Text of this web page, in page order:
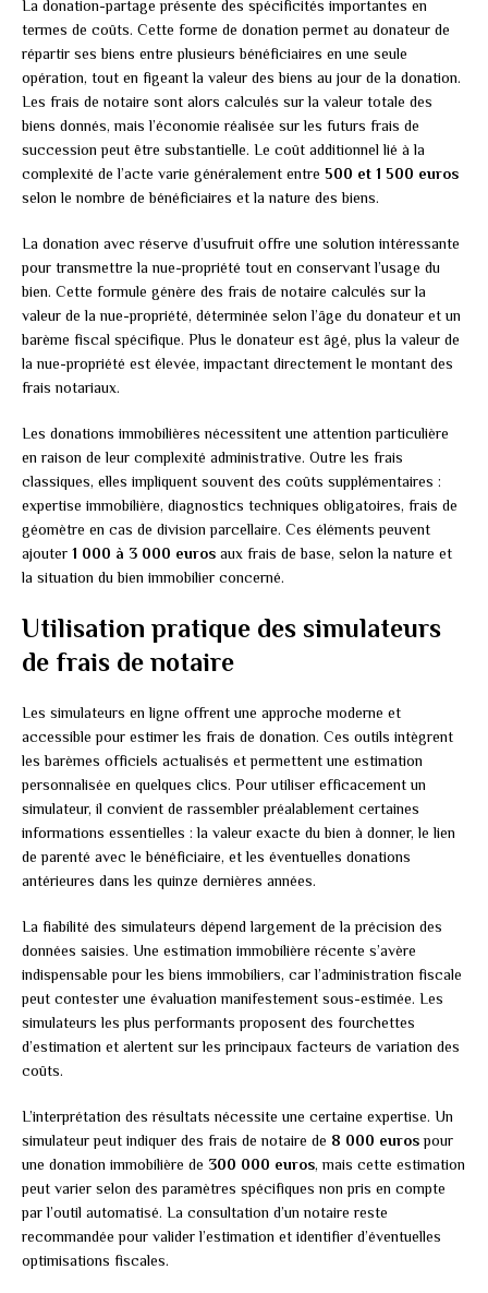
La donation-partage présente des spécificités importantes en
termes de coûts. Cette forme de donation permet au donateur de
répartir ses biens entre plusieurs bénéficiaires en une seule
opération, tout en figeant la valeur des biens au jour de la donation.
Les frais de notaire sont alors calculés sur la valeur totale des
biens donnés, mais l’économie réalisée sur les futurs frais de
succession peut être substantielle. Le coût additionnel lié à la
complexité de l’acte varie généralement entre 500 et 1 500 euros
selon le nombre de bénéficiaires et la nature des biens.
La donation avec réserve d’usufruit offre une solution intéressante
pour transmettre la nue-propriété tout en conservant l’usage du
bien. Cette formule génère des frais de notaire calculés sur la
valeur de la nue-propriété, déterminée selon l’âge du donateur et un
barème fiscal spécifique. Plus le donateur est âgé, plus la valeur de
la nue-propriété est élevée, impactant directement le montant des
frais notariaux.
Les donations immobilières nécessitent une attention particulière
en raison de leur complexité administrative. Outre les frais
classiques, elles impliquent souvent des coûts supplémentaires :
expertise immobilière, diagnostics techniques obligatoires, frais de
géomètre en cas de division parcellaire. Ces éléments peuvent
ajouter 1 000 à 3 000 euros aux frais de base, selon la nature et
la situation du bien immobilier concerné.
Utilisation pratique des simulateurs
de frais de notaire
Les simulateurs en ligne offrent une approche moderne et
accessible pour estimer les frais de donation. Ces outils intègrent
les barèmes officiels actualisés et permettent une estimation
personnalisée en quelques clics. Pour utiliser efficacement un
simulateur, il convient de rassembler préalablement certaines
informations essentielles : la valeur exacte du bien à donner, le lien
de parenté avec le bénéficiaire, et les éventuelles donations
antérieures dans les quinze dernières années.
La fiabilité des simulateurs dépend largement de la précision des
données saisies. Une estimation immobilière récente s’avère
indispensable pour les biens immobiliers, car l’administration fiscale
peut contester une évaluation manifestement sous-estimée. Les
simulateurs les plus performants proposent des fourchettes
d’estimation et alertent sur les principaux facteurs de variation des
coûts.
L’interprétation des résultats nécessite une certaine expertise. Un
simulateur peut indiquer des frais de notaire de 8 000 eurospour
une donation immobilière de 300 000 euros, mais cette estimation
peut varier selon des paramètres spécifiques non pris en compte
par l’outil automatisé. La consultation d’un notaire reste
recommandée pour valider l’estimation et identifier d’éventuelles
optimisations fiscales.